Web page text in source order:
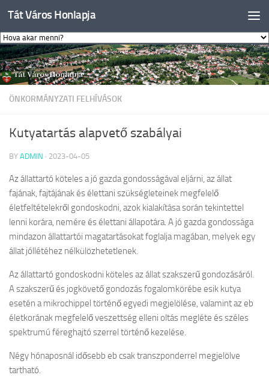
Skip to content
Tát Város Honlapja
ÖNKORMÁNYZATI FELHÍVÁSOK
Kutyatartás alapvető szabályai
BY ADMIN · 2023-04-05
Az állattartó köteles a jó gazda gondosságával eljárni, az állat
fajának, fajtájának és élettani szükségleteinek megfelelő
életfeltételekről gondoskodni, azok kialakítása során tekintettel
lenni korára, nemére és élettani állapotára. A jó gazda gondossága
mindazon állattartói magatartásokat foglalja magában, melyek egy
állat jóllétéhez nélkülözhetetlenek.
Az állattartó gondoskodni köteles az állat szakszerű gondozásáról.
A szakszerű és jogkövető gondozás fogalomkörébe esik kutya
esetén a mikrochippel történő egyedi megjelölése, valamint az eb
életkorának megfelelő veszettség elleni oltás megléte és széles
spektrumú féreghajtó szerrel történő kezelése.
Négy hónaposnál idősebb eb csak transzponderrel megjelölve
tartható.